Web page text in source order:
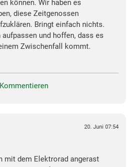
können. Wir haben es
diese Zeitgenossen
Bringt einfach nichts.
und hoffen, dass es
Zwischenfall kommt.
Kommentieren
20. Juni 07:54
mit dem Elektrorad angerast